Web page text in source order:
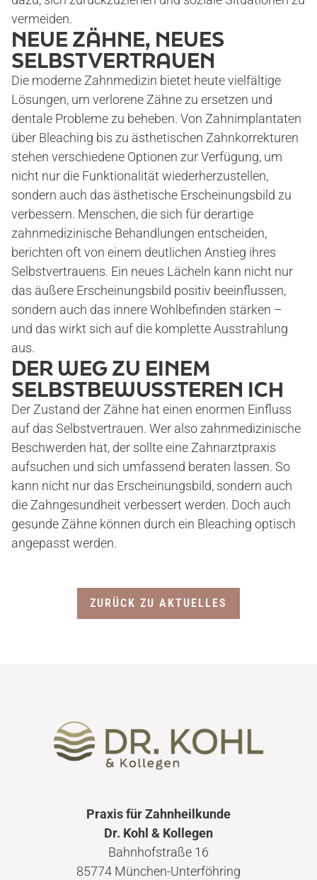
ANGSTPATIENTEN
ANGSTPATIENTEN-TEST
VERSORGUNGEN
KERAMIK-ZAHNERSATZ
ZAHNIMPLANTATE
WURZELBEHANDLUNG
KOSTEN
BLOG
KONTAKT/ANFAHRT
vermeiden.
NEUE ZÄHNE, NEUES
SELBSTVERTRAUEN
Die moderne Zahnmedizin bietet heute vielfältige
Lösungen, um verlorene Zähne zu ersetzen und
dentale Probleme zu beheben. Von Zahnimplantaten
über Bleaching bis zu ästhetischen Zahnkorrekturen
stehen verschiedene Optionen zur Verfügung, um
nicht nur die Funktionalität wiederherzustellen,
sondern auch das ästhetische Erscheinungsbild zu
verbessern. Menschen, die sich für derartige
zahnmedizinische Behandlungen entscheiden,
berichten oft von einem deutlichen Anstieg ihres
Selbstvertrauens. Ein neues Lächeln kann nicht nur
das äußere Erscheinungsbild positiv beeinflussen,
sondern auch das innere Wohlbefinden stärken –
und das wirkt sich auf die komplette Ausstrahlung
aus.
DER WEG ZU EINEM
SELBSTBEWUSSTEREN ICH
Der Zustand der Zähne hat einen enormen Einfluss
auf das Selbstvertrauen. Wer also zahnmedizinische
Beschwerden hat, der sollte eine Zahnarztpraxis
aufsuchen und sich umfassend beraten lassen. So
kann nicht nur das Erscheinungsbild, sondern auch
die Zahngesundheit verbessert werden. Doch auch
gesunde Zähne können durch ein Bleaching optisch
angepasst werden.
ZURÜCK ZU AKTUELLES
Praxis für Zahnheilkunde
Dr. Kohl & Kollegen
Bahnhofstraße 16
85774 München-Unterföhring